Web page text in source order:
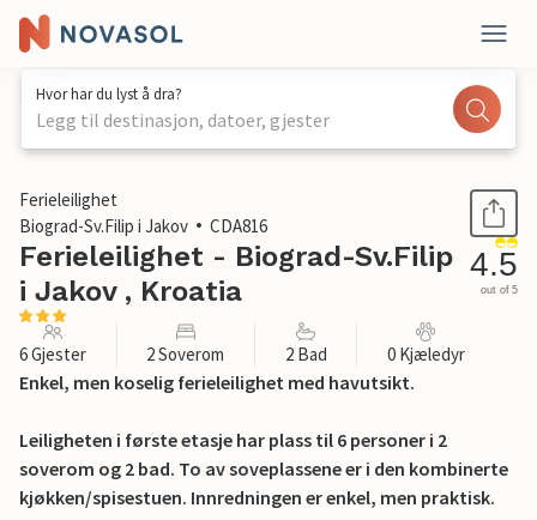
Hvor har du lyst å dra?
Legg til destinasjon, datoer, gjester
1 / 27
Ferieleilighet
Biograd-Sv.Filip i Jakov
CDA816
Ferieleilighet - Biograd-Sv.Filip
i Jakov , Kroatia
4.5
out of 5
6 Gjester 2 Soverom 2 Bad 0 Kjæledyr
Enkel, men koselig ferieleilighet med havutsikt.
Leiligheten i første etasje har plass til 6 personer i 2
soverom og 2 bad. To av soveplassene er i den kombinerte
kjøkken/spisestuen. Innredningen er enkel, men praktisk.